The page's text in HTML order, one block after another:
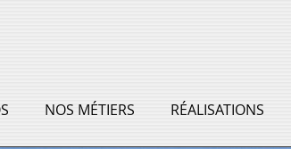
NOS MÉTIERS RÉALISATIONS